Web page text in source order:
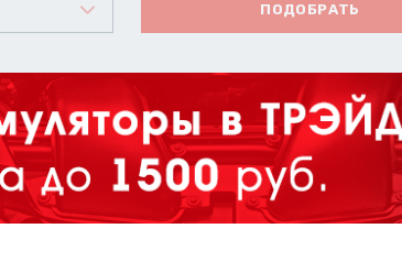
ПОДОБРАТЬ